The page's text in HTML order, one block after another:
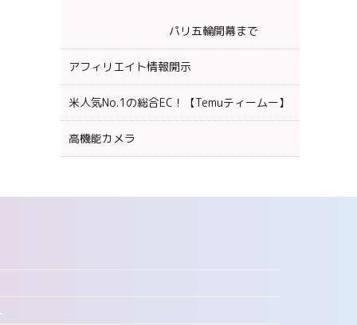
パリ五輪開幕まで
アフィリエイト情報開示
米人気No.1の総合EC！【Temuティームー】
高機能カメラ